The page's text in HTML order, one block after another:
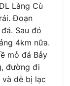
Làng Cù
Đoạn
Sau đó
4km nữa.
mỏ đá Bảy
đường đi
dễ bị lạc